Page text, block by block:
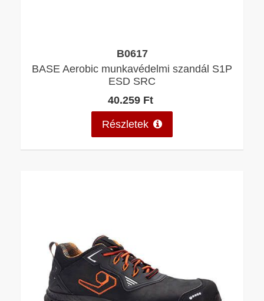
B0617
BASE Aerobic munkavédelmi szandál S1P
ESD SRC
40.259 Ft
Részletek